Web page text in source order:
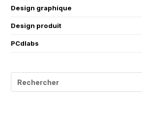
Design graphique
Design produit
PCdlabs